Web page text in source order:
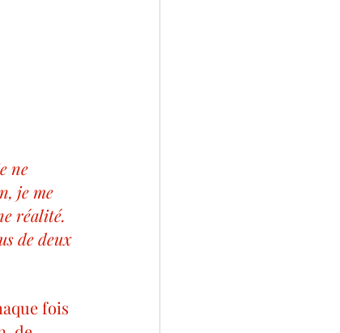
ne
je me
réalité.
de deux
fois